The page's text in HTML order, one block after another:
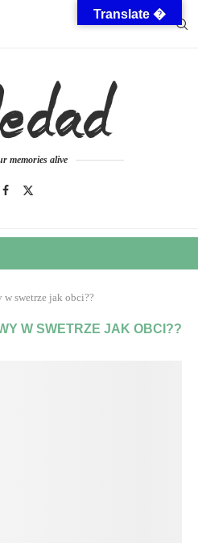
memories alive
w swetrze jak obci??
W SWETRZE JAK OBCI??
Translate �